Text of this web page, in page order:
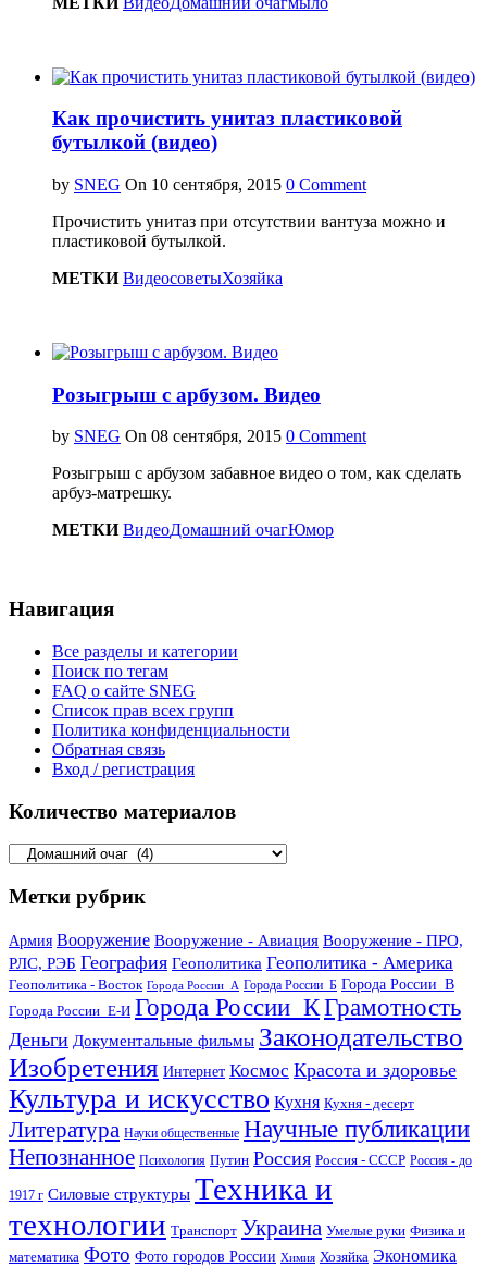
Как прочистить унитаз пластиковой
бутылкой (видео)
by SNEG On
0 Comment
Прочистить унитаз при отсутствии вантуза можно и
пластиковой бутылкой.
МЕТКИВидеосоветыХозяйка
Розыгрыш с арбузом. Видео
by SNEG On
0 Comment
Розыгрыш с арбузом забавное видео о том, как сделать
арбуз-матрешку.
МЕТКИВидеоДомашний очагЮмор
Навигация
Все разделы и категории
Поиск по тегам
FAQ о сайте SNEG
Список прав всех групп
Политика конфиденциальности
Обратная связь
Вход / регистрация
Количество материалов
Количество
Метки рубрик
Армия Вооружение Вооружение - Авиация Вооружение - ПРО,
РЛС, РЭБ География Геополитика Геополитика - Америка
Геополитика - Восток Города России_А Города России_Б Города России_В
Города России_Е-И Города России_КГрамотность
Деньги Документальные фильмы Законодательство
Изобретения Интернет Космос Красота и здоровье
Культура и искусство Кухня Кухня - десерт
Литература Науки общественные Научные публикации
Непознанное Психология Путин Россия Россия - СССР Россия - до
1917 г Силовые структуры Техника и
технологии Транспорт Украина Умелые руки Физика и
математика Фото Фото городов России Химия Хозяйка Экономика